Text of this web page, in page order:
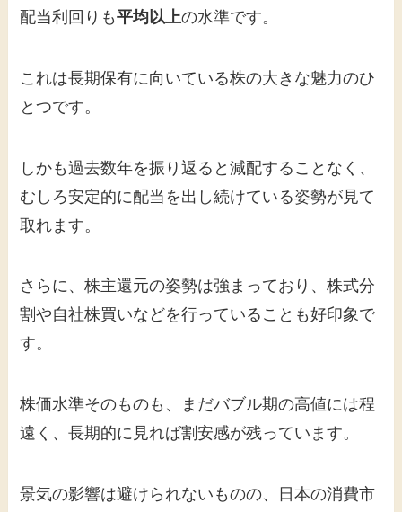
配当利回りも平均以上の水準です。
これは長期保有に向いている株の大きな魅力のひ
とつです。
しかも過去数年を振り返ると減配することなく、
むしろ安定的に配当を出し続けている姿勢が見て
取れます。
さらに、株主還元の姿勢は強まっており、株式分
割や自社株買いなどを行っていることも好印象で
す。
株価水準そのものも、まだバブル期の高値には程
遠く、長期的に見れば割安感が残っています。
景気の影響は避けられないものの、日本の消費市